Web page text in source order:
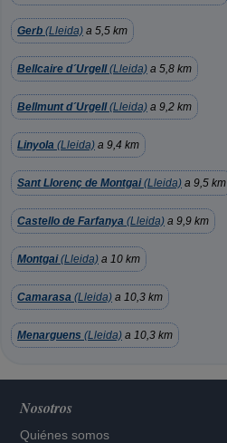
Gerb (Lleida) a 5,5 km
Bellcaire d´Urgell(Lleida) a 5,8 km
Bellmunt d´Urgell(Lleida) a 9,2 km
Linyola (Lleida) a 9,4 km
Sant Llorenç de Montgai(Lleida) a 9,5 km
Castello de Farfanya (Lleida) a 9,9 km
Montgai(Lleida) a 10 km
Camarasa (Lleida) a 10,3 km
Menarguens (Lleida) a 10,3 km
Nosotros
Quiénes somos